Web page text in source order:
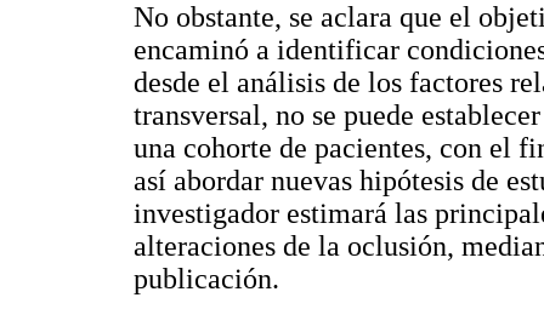
No obstante, se aclara que el
encaminó a identificar
desde el análisis de los factores
transversal, no se puede
una cohorte de pacientes, con el
así abordar nuevas hipótesis de
investigador estimará las
alteraciones de la oclusión,
publicación.